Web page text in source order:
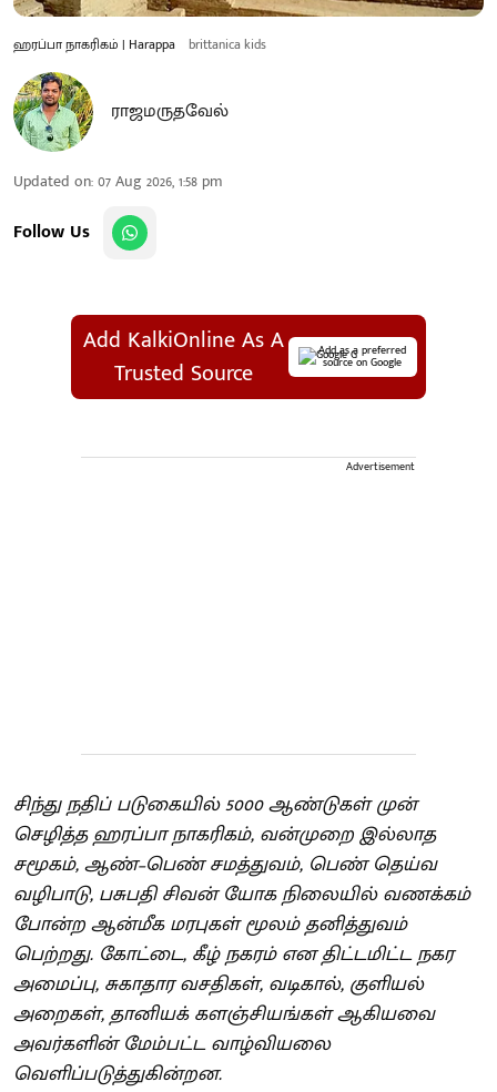
ஹரப்பா நாகரிகம் | Harappa brittanica kids
ராஜமருதவேல்
Updated on:07 Aug 2026, 1:58 pm
Follow Us
Add KalkiOnline As A
Trusted Source
Add as a preferred
source on Google
Advertisement
சிந்து நதிப் படுகையில் 5000 ஆண்டுகள் முன்
செழித்த ஹரப்பா நாகரிகம், வன்முறை இல்லாத
சமூகம், ஆண்–பெண் சமத்துவம், பெண் தெய்வ
வழிபாடு, பசுபதி சிவன் யோக நிலையில் வணக்கம்
போன்ற ஆன்மீக மரபுகள் மூலம் தனித்துவம்
பெற்றது. கோட்டை, கீழ் நகரம் என திட்டமிட்ட நகர
அமைப்பு, சுகாதார வசதிகள், வடிகால், குளியல்
அறைகள், தானியக் களஞ்சியங்கள் ஆகியவை
அவர்களின் மேம்பட்ட வாழ்வியலை
வெளிப்படுத்துகின்றன.